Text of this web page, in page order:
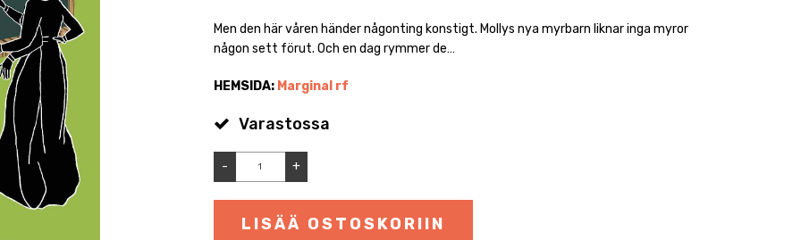
Men den här våren händer någonting konstigt. Mollys nya myrbarn liknar inga myror
någon sett förut. Och en dag rymmer de…
HEMSIDA: Marginal rf
Varastossa
- +
LISÄÄ OSTOSKORIIN